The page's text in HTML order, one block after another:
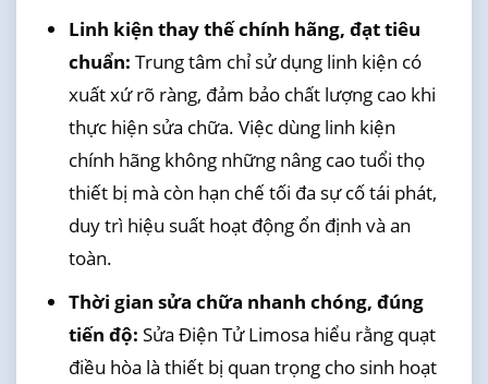
Linh kiện thay thế chính hãng, đạt tiêu
chuẩn: Trung tâm chỉ sử dụng linh kiện có
xuất xứ rõ ràng, đảm bảo chất lượng cao khi
thực hiện sửa chữa. Việc dùng linh kiện
chính hãng không những nâng cao tuổi thọ
thiết bị mà còn hạn chế tối đa sự cố tái phát,
duy trì hiệu suất hoạt động ổn định và an
toàn.
Thời gian sửa chữa nhanh chóng, đúng
tiến độ: Sửa Điện Tử Limosa hiểu rằng quạt
điều hòa là thiết bị quan trọng cho sinh hoạt